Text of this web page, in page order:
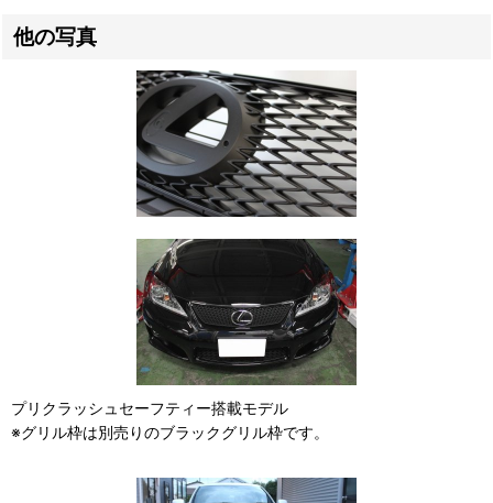
他の写真
プリクラッシュセーフティー搭載モデル
※グリル枠は別売りのブラックグリル枠です。